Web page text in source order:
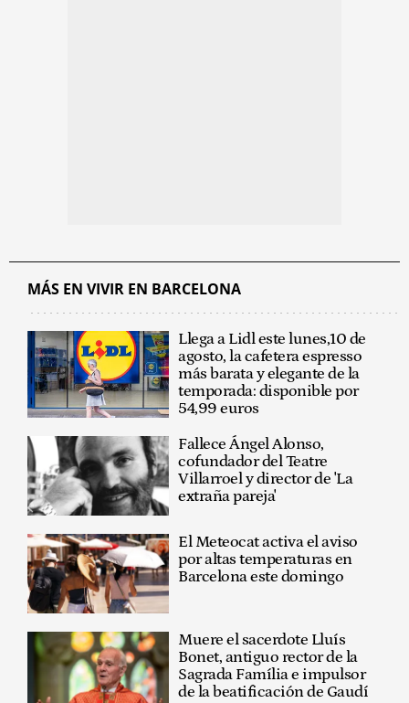
MÁS EN VIVIR EN BARCELONA
Llega a Lidl este lunes,10 de
agosto, la cafetera espresso
más barata y elegante de la
temporada: disponible por
54,99 euros
Fallece Ángel Alonso,
cofundador del Teatre
Villarroel y director de 'La
extraña pareja'
El Meteocat activa el aviso
por altas temperaturas en
Barcelona este domingo
Muere el sacerdote Lluís
Bonet, antiguo rector de la
Sagrada Família e impulsor
de la beatificación de Gaudí